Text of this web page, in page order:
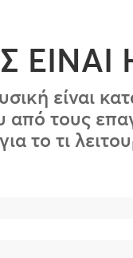
ΕΙΝΑΙ
είναι
τους
το τι